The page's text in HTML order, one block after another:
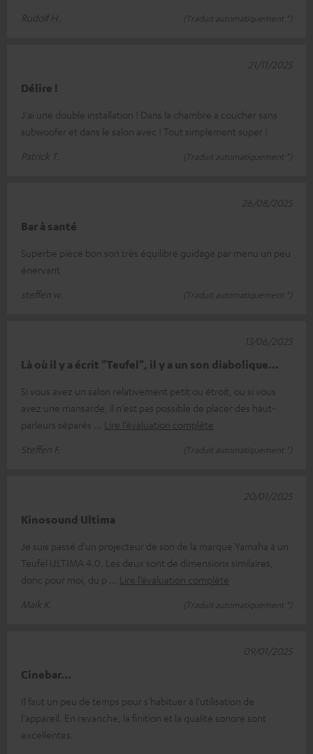
Rudolf H.
(Traduit automatiquement *)
Délire !
J'ai une double installation ! Dans la chambre à coucher sans
subwoofer et dans le salon avec ! Tout simplement super !
Patrick T.
(Traduit automatiquement *)
21/11/2025
Bar à santé
Superbe pièce bon son très équilibré guidage par menu un peu
énervant
steffen w.
(Traduit automatiquement *)
26/08/2025
Là où il y a écrit "Teufel", il y a un son diabolique...
Si vous avez un salon relativement petit ou étroit, ou si vous
avez une mansarde, il n'est pas possible de placer des haut-
parleurs séparés
Lire l’évaluation complète
Steffen F.
(Traduit automatiquement *)
13/06/2025
Kinosound Ultima
Je suis passé d'un projecteur de son de la marque Yamaha à un
Teufel ULTIMA 4.0. Les deux sont de dimensions similaires,
donc pour moi, du p
Lire l’évaluation complète
Maik K.
(Traduit automatiquement *)
20/01/2025
Cinebar...
Il faut un peu de temps pour s'habituer à l'utilisation de
l'appareil. En revanche, la finition et la qualité sonore sont
excellentes.
09/01/2025